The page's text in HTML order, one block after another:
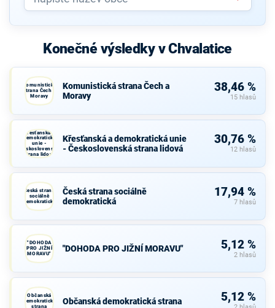
Konečné výsledky v Chvalatice
Komunistická
strana Čech a
Moravy
Komunistická strana Čech a
Moravy
38,46 %
15 hlasů
Křesťanská a
demokratická
unie -
Československá
strana lidová
Křesťanská a demokratická unie
- Československá strana lidová
30,76 %
12 hlasů
Česká strana
sociálně
demokratická
Česká strana sociálně
demokratická
17,94 %
7 hlasů
"DOHODA
PRO JIŽNÍ
MORAVU"
"DOHODA PRO JIŽNÍ MORAVU" 5,12 %
2 hlasů
Občanská
demokratická
strana
Občanská demokratická strana 5,12 %